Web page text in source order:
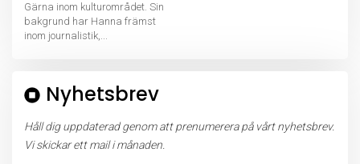
Gärna inom kulturområdet. Sin
bakgrund har Hanna främst
inom journalistik,...
Nyhetsbrev
Håll dig uppdaterad genom att prenumerera på vårt nyhetsbrev.
Vi skickar ett mail i månaden.